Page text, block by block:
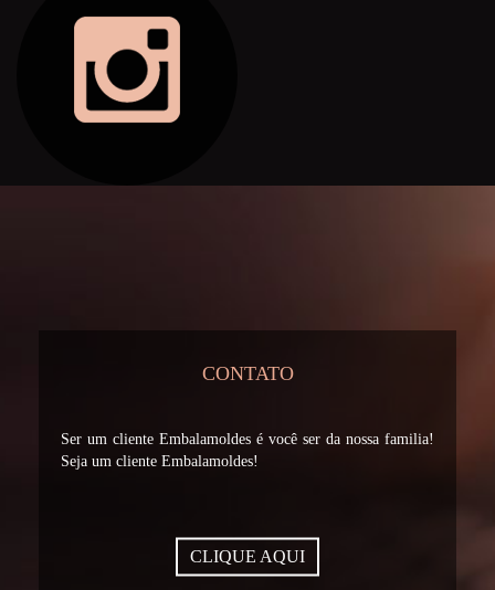
CONTATO
Ser um cliente Embalamoldes é você ser da nossa familia!
Seja um cliente Embalamoldes!
CLIQUE AQUI